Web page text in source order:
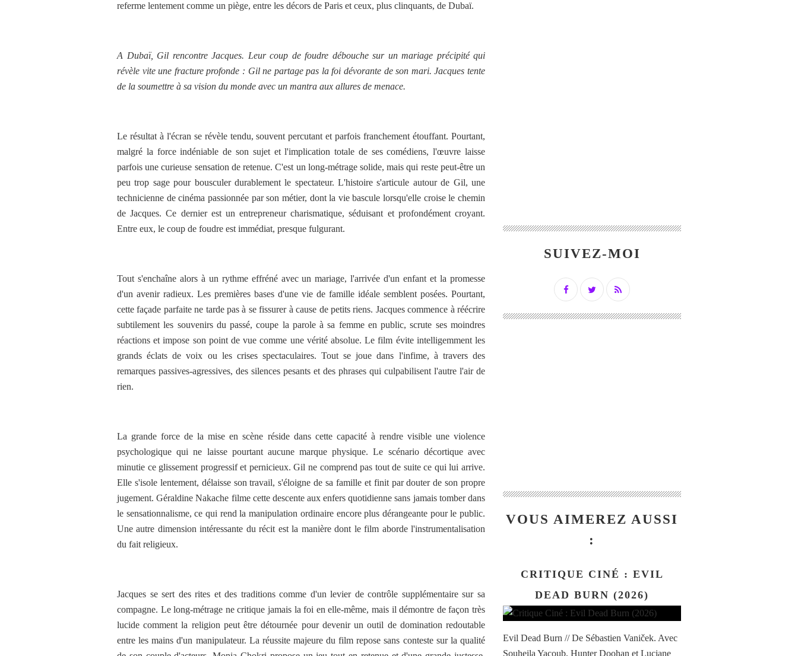
referme lentement comme un piège, entre les décors de Paris et ceux, plus clinquants, de Dubaï.
A Dubaï, Gil rencontre Jacques. Leur coup de foudre débouche sur un mariage précipité qui
révèle vite une fracture profonde : Gil ne partage pas la foi dévorante de son mari. Jacques tente
de la soumettre à sa vision du monde avec un mantra aux allures de menace.
Le résultat à l'écran se révèle tendu, souvent percutant et parfois franchement étouffant. Pourtant,
malgré la force indéniable de son sujet et l'implication totale de ses comédiens, l'œuvre laisse
parfois une curieuse sensation de retenue. C'est un long-métrage solide, mais qui reste peut-être un
peu trop sage pour bousculer durablement le spectateur. L'histoire s'articule autour de Gil, une
technicienne de cinéma passionnée par son métier, dont la vie bascule lorsqu'elle croise le chemin
de Jacques. Ce dernier est un entrepreneur charismatique, séduisant et profondément croyant.
Entre eux, le coup de foudre est immédiat, presque fulgurant.
Tout s'enchaîne alors à un rythme effréné avec un mariage, l'arrivée d'un enfant et la promesse
d'un avenir radieux. Les premières bases d'une vie de famille idéale semblent posées. Pourtant,
cette façade parfaite ne tarde pas à se fissurer à cause de petits riens. Jacques commence à réécrire
subtilement les souvenirs du passé, coupe la parole à sa femme en public, scrute ses moindres
réactions et impose son point de vue comme une vérité absolue. Le film évite intelligemment les
grands éclats de voix ou les crises spectaculaires. Tout se joue dans l'infime, à travers des
remarques passives-agressives, des silences pesants et des phrases qui culpabilisent l'autre l'air de
rien.
La grande force de la mise en scène réside dans cette capacité à rendre visible une violence
psychologique qui ne laisse pourtant aucune marque physique. Le scénario décortique avec
minutie ce glissement progressif et pernicieux. Gil ne comprend pas tout de suite ce qui lui arrive.
Elle s'isole lentement, délaisse son travail, s'éloigne de sa famille et finit par douter de son propre
jugement. Géraldine Nakache filme cette descente aux enfers quotidienne sans jamais tomber dans
le sensationnalisme, ce qui rend la manipulation ordinaire encore plus dérangeante pour le public.
Une autre dimension intéressante du récit est la manière dont le film aborde l'instrumentalisation
du fait religieux.
Jacques se sert des rites et des traditions comme d'un levier de contrôle supplémentaire sur sa
compagne. Le long-métrage ne critique jamais la foi en elle-même, mais il démontre de façon très
lucide comment la religion peut être détournée pour devenir un outil de domination redoutable
entre les mains d'un manipulateur. La réussite majeure du film repose sans conteste sur la qualité
SUIVEZ-MOI
VOUS AIMEREZ AUSSI
:
CRITIQUE CINÉ : EVIL
DEAD BURN (2026)
Evil Dead Burn // De Sébastien Vaniček. Avec
Souheila Yacoub, Hunter Doohan et Luciane